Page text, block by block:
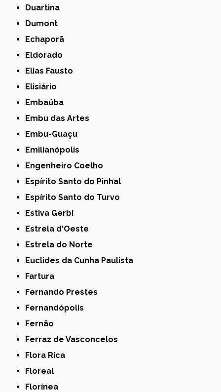
Duartina
Dumont
Echaporã
Eldorado
Elias Fausto
Elisiário
Embaúba
Embu das Artes
Embu-Guaçu
Emilianópolis
Engenheiro Coelho
Espírito Santo do Pinhal
Espírito Santo do Turvo
Estiva Gerbi
Estrela d'Oeste
Estrela do Norte
Euclides da Cunha Paulista
Fartura
Fernando Prestes
Fernandópolis
Fernão
Ferraz de Vasconcelos
Flora Rica
Floreal
Florínea